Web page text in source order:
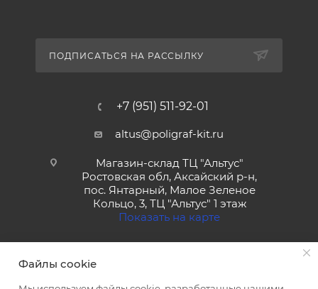
ПОДПИСАТЬСЯ НА РАССЫЛКУ
+7 (951) 511-92-01
altus@poligraf-kit.ru
Магазин-склад ТЦ "Альтус"
Ростовская обл, Аксайский р-н,
пос. Янтарный, Малое Зеленое
Кольцо, 3, ТЦ "Альтус" 1 этаж
Показать на карте
Файлы cookie